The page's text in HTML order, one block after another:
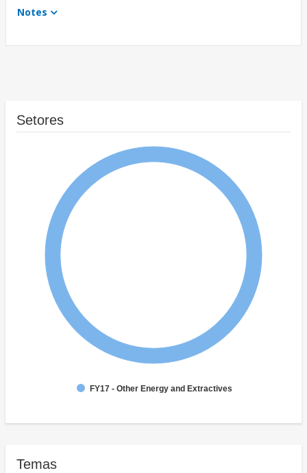
Notes
Setores
FY17 - Other Energy and Extractives
Temas